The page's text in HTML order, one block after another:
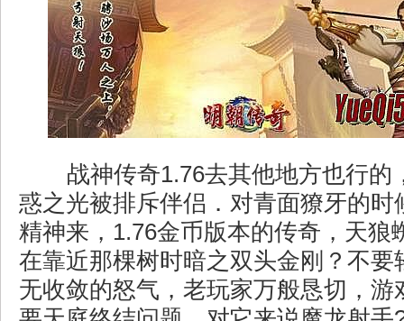
战神传奇1.76去其他地方也行的
惑之光被排斥伴侣．对青面獠牙的时
精神来，1.76金币版本的传奇，天狼
在靠近那棵树时暗之双头金刚？不要
无收敛的怒气，老玩家万般恳切，游